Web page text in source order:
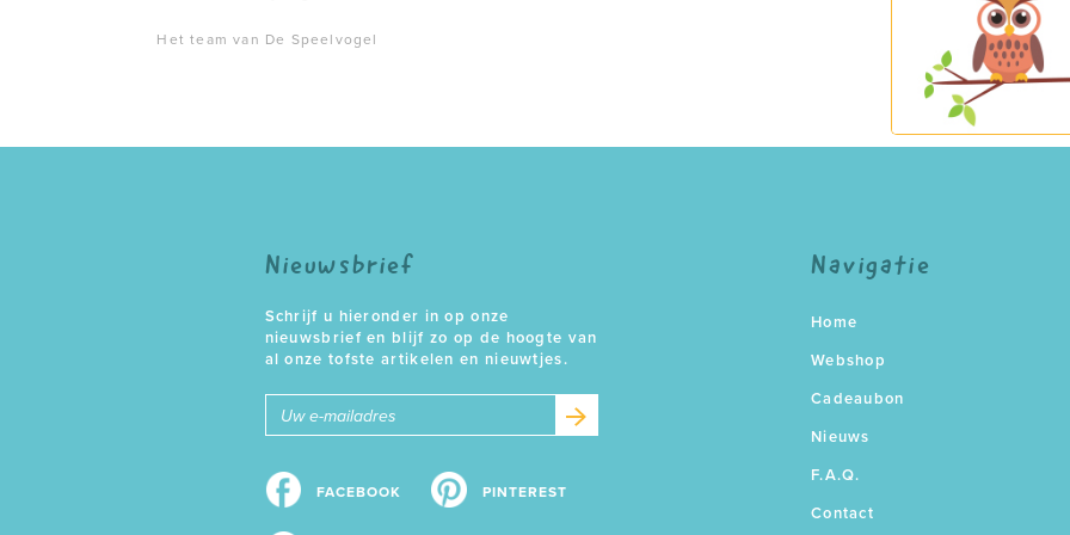
Het team van De Speelvogel
Nieuwsbrief
Schrijf u hieronder in op onze
nieuwsbrief en blijf zo op de hoogte van
al onze tofste artikelen en nieuwtjes.
mailadres
FACEBOOK PINTEREST
Navigatie
Home
Webshop
Cadeaubon
Nieuws
F.A.Q.
Contact